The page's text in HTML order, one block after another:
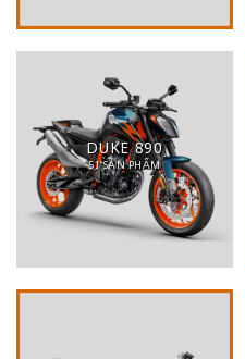
DUKE 890
51 SẢN PHẨM